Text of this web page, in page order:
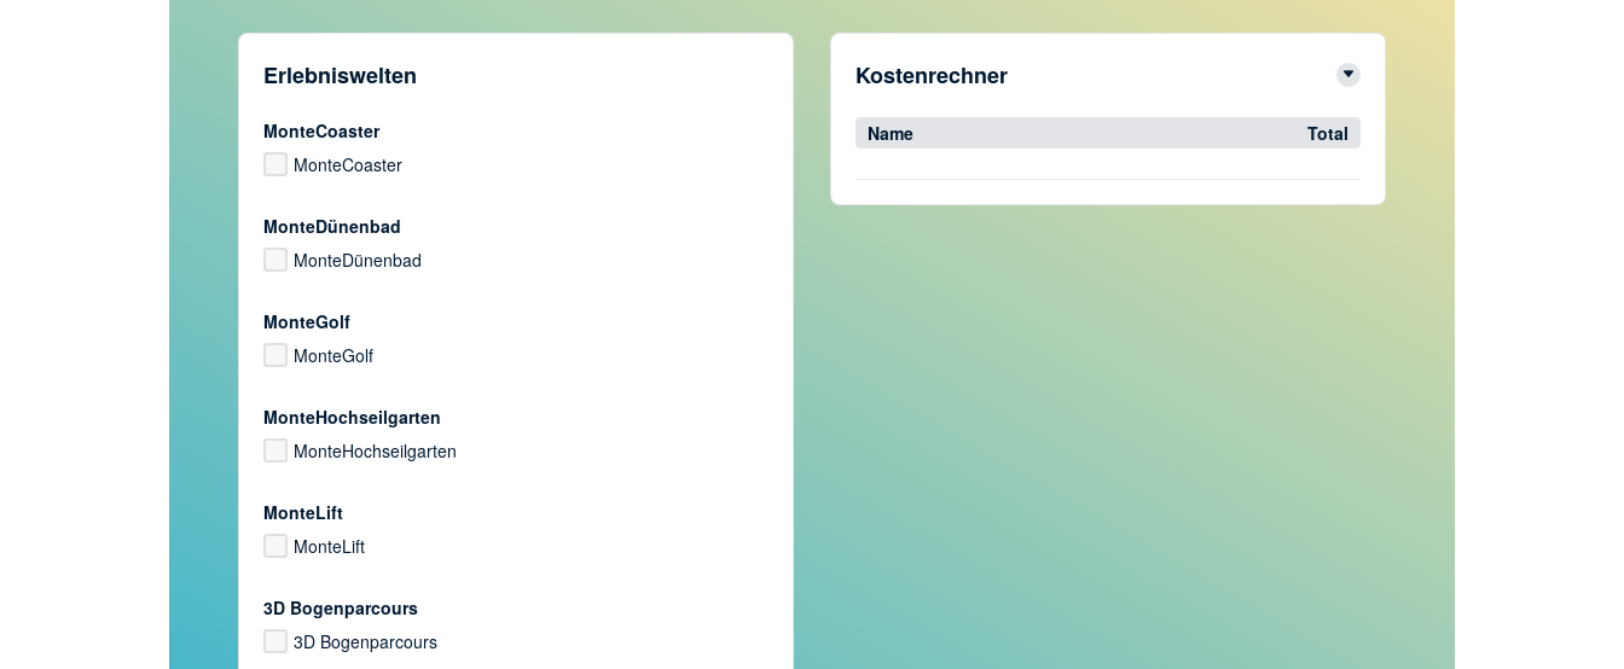
Erlebniswelten
MonteCoaster
MonteCoaster
MonteDünenbad
MonteDünenbad
MonteGolf
MonteGolf
MonteHochseilgarten
MonteHochseilgarten
MonteLift
MonteLift
3D Bogenparcours
3D Bogenparcours
Kostenrechner
Name Total